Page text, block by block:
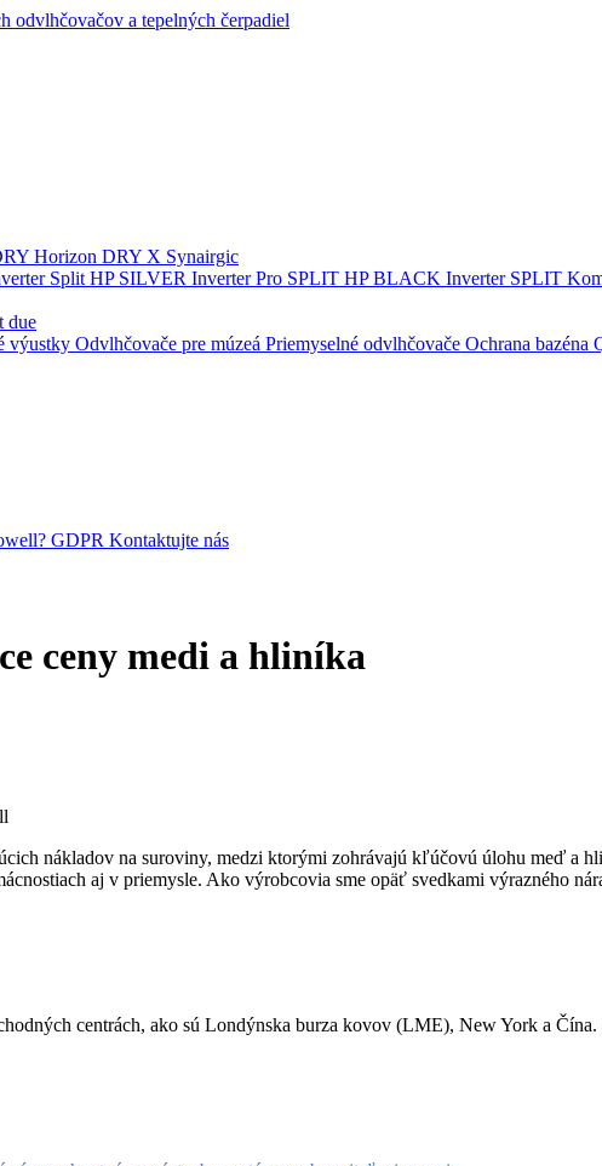
odvlhčovačov a tepelných čerpadiel
Horizon DRY X Synairgic
Split HP SILVER Inverter Pro SPLIT HP BLACK Inverter SPLIT
due
výustky Odvlhčovače pre múzeá Priemyselné odvlhčovače Ochrana bazéna
GDPR Kontaktujte nás
ceny medi a hliníka
nákladov na suroviny, medzi ktorými zohrávajú kľúčovú úlohu meď a
aj v priemysle. Ako výrobcovia sme opäť svedkami výrazného
centrách, ako sú Londýnska burza kovov (LME), New York a